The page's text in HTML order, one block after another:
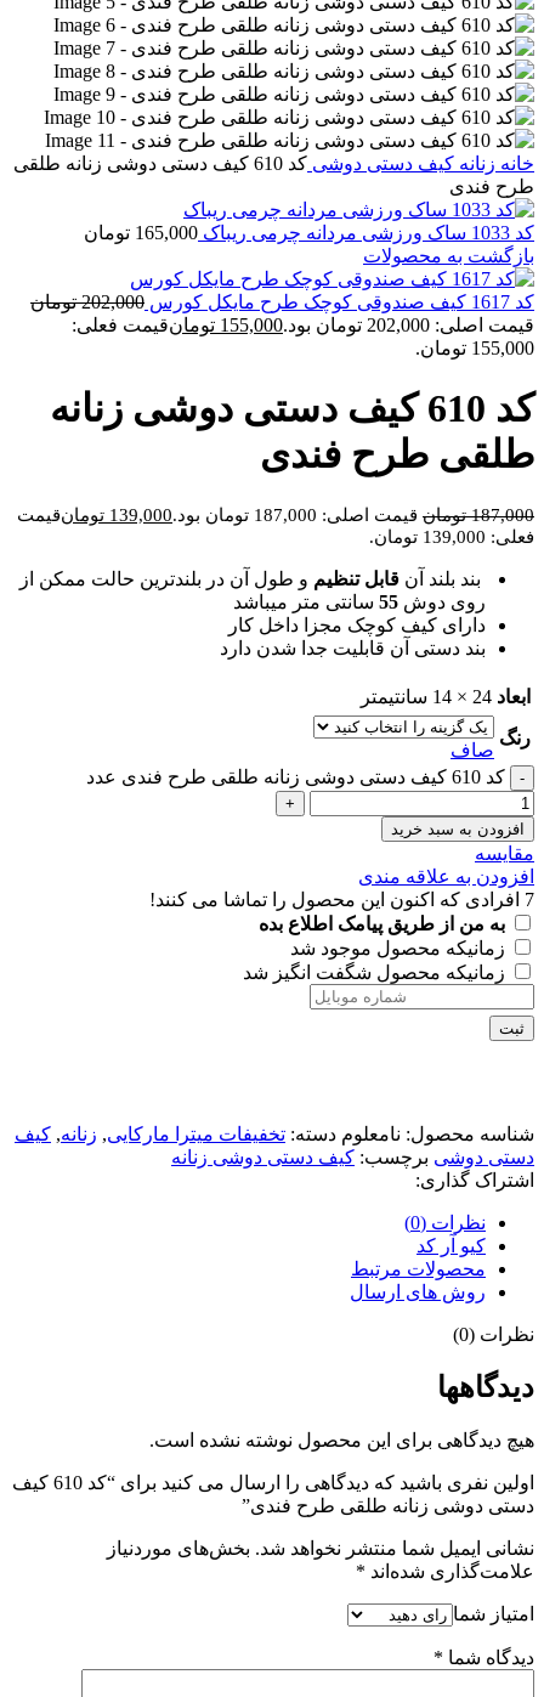
خانه زنانه کیف دستی دوشی
کد 610 کیف دستی دوشی زنانه طلقی
طرح فندی
کد 1033 ساک ورزشی مردانه چرمی ریباک 165,000 تومان
بازگشت به محصولات
کد 1617 کیف صندوقی کوچک طرح مایکل کورس 202,000 تومان
قیمت اصلی: 202,000 تومان بود.
155,000 تومانقیمت فعلی:
155,000 تومان.
کد 610 کیف دستی دوشی زنانه
طلقی طرح فندی
187,000 تومان قیمت اصلی: 187,000 تومان بود. 139,000 تومانقیمت
فعلی: 139,000 تومان.
بند بلند آن قابل تنظیم و طول آن در بلندترین حالت ممکن از
روی دوش 55 سانتی متر میباشد
دارای کیف کوچک مجزا داخل کار
بند دستی آن قابلیت جدا شدن دارد
ابعاد 24 × 14 سانتیمتر
رنگ
صاف
کد 610 کیف دستی دوشی زنانه طلقی طرح فندی عدد
افزودن به سبد خرید
مقايسه
افزودن به علاقه مندی
7 افرادی که اکنون این محصول را تماشا می کنند!
به من از طریق پیامک اطلاع بده
زمانیکه محصول موجود شد
زمانیکه محصول شگفت انگیز شد
ثبت
شناسه محصول: نامعلوم دسته: تخفیفات میترا مارکایی, زنانه, کیف
دستی دوشی برچسب: کیف دستی دوشی زنانه
اشتراک گذاری:
نظرات (0)
کیو آر کد
محصولات مرتبط
روش های ارسال
نظرات (0)
دیدگاهها
هیچ دیدگاهی برای این محصول نوشته نشده است.
اولین نفری باشید که دیدگاهی را ارسال می کنید برای “کد 610 کیف
دستی دوشی زنانه طلقی طرح فندی”
نشانی ایمیل شما منتشر نخواهد شد. بخش‌های موردنیاز
علامت‌گذاری شده‌اند *
امتیاز شما
دیدگاه شما *